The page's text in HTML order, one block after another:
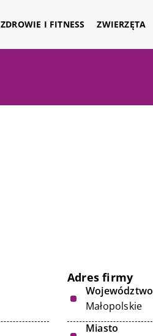
ZDROWIE I FITNESS ZWIERZĘTA
Adres firmy
Województwo
Małopolskie
Miasto